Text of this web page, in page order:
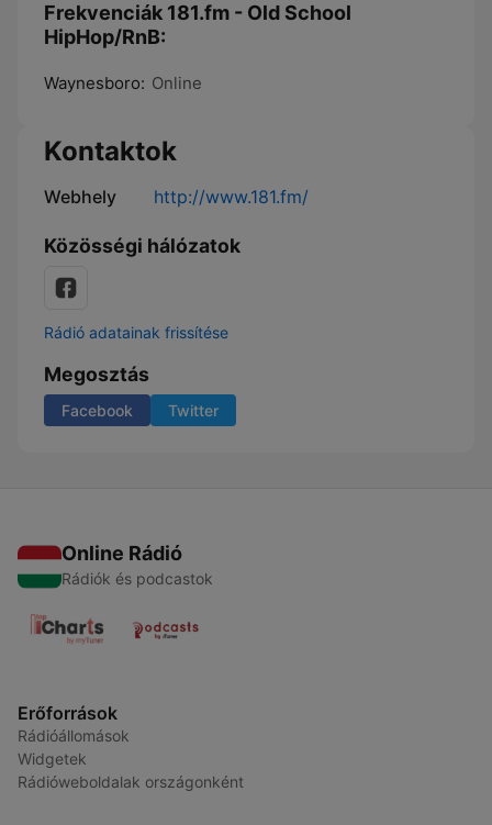
Frekvenciák 181.fm - Old School
HipHop/RnB:
Waynesboro: Online
Kontaktok
Webhely http://www.181.fm/
Közösségi hálózatok
Rádió adatainak frissítése
Megosztás
Facebook Twitter
Online Rádió
Rádiók és podcastok
Erőforrások
Rádióállomások
Widgetek
Rádióweboldalak országonként